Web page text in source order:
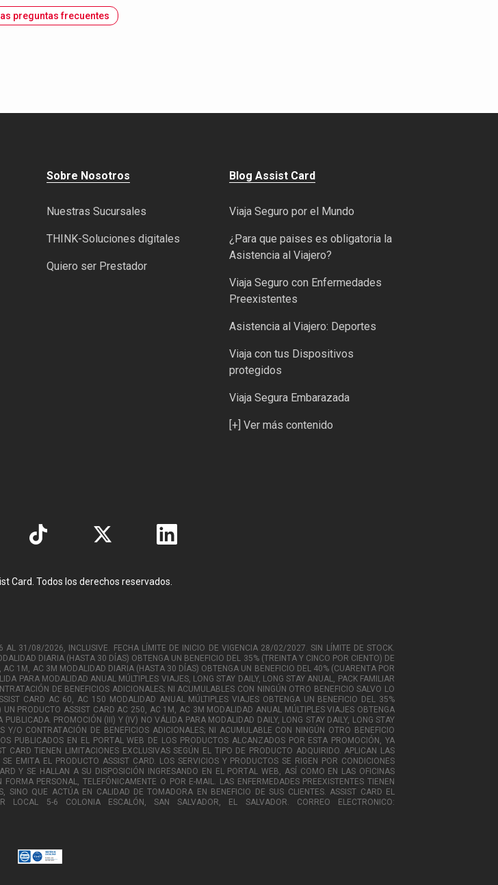
preguntas frecuentes
Sobre Nosotros
Nuestras Sucursales
THINK-Soluciones digitales
Quiero ser Prestador
Blog Assist Card
Viaja Seguro por el Mundo
¿Para que paises es obligatoria la
Asistencia al Viajero?
Viaja Seguro con Enfermedades
Preexistentes
Asistencia al Viajero: Deportes
Viaja con tus Dispositivos
protegidos
Viaja Segura Embarazada
[+] Ver más contenido
Card. Todos los derechos reservados.
31/08/2026, INCLUSIVE. FECHA LÍMITE DE INICIO DE VIGENCIA 28/02/2027. SIN LÍMITE DE STOCK.
DIARIA (HASTA 30 DÍAS) OBTENGA UN BENEFICIO DEL 35% (TREINTA Y CINCO POR CIENTO) DE
1M, AC 3M MODALIDAD DIARIA (HASTA 30 DÍAS) OBTENGA UN BENEFICIO DEL 40% (CUARENTA POR
PARA MODALIDAD ANUAL MÚLTIPLES VIAJES, LONG STAY DAILY, LONG STAY ANUAL, PACK FAMILIAR
DE BENEFICIOS ADICIONALES; NI ACUMULABLES CON NINGÚN OTRO BENEFICIO SALVO LO
CARD AC 60, AC 150 MODALIDAD ANUAL MÚLTIPLES VIAJES OBTENGA UN BENEFICIO DEL 35%
PRODUCTO ASSIST CARD AC 250, AC 1M, AC 3M MODALIDAD ANUAL MÚLTIPLES VIAJES OBTENGA
PROMOCIÓN (III) Y (IV) NO VÁLIDA PARA MODALIDAD DAILY, LONG STAY DAILY, LONG STAY
O CONTRATACIÓN DE BENEFICIOS ADICIONALES; NI ACUMULABLE CON NINGÚN OTRO BENEFICIO
PUBLICADOS EN EL PORTAL WEB DE LOS PRODUCTOS ALCANZADOS POR ESTA PROMOCIÓN, YA
CARD TIENEN LIMITACIONES EXCLUSIVAS SEGÚN EL TIPO DE PRODUCTO ADQUIRIDO. APLICAN LAS
EMITA EL PRODUCTO ASSIST CARD. LOS SERVICIOS Y PRODUCTOS SE RIGEN POR CONDICIONES
Y SE HALLAN A SU DISPOSICIÓN INGRESANDO EN EL PORTAL WEB, ASÍ COMO EN LAS OFICINAS
PERSONAL, TELEFÓNICAMENTE O POR E-MAIL. LAS ENFERMEDADES PREEXISTENTES TIENEN
SINO QUE ACTÚA EN CALIDAD DE TOMADORA EN BENEFICIO DE SUS CLIENTES. ASSIST CARD EL
LOCAL 5-6 COLONIA ESCALÓN, SAN SALVADOR, EL SALVADOR. CORREO ELECTRONICO: